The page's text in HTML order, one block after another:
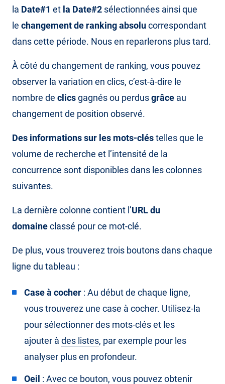
la Date#1 et la Date#2 sélectionnées ainsi que
le changement de ranking absolucorrespondant
dans cette période. Nous en reparlerons plus tard.
À côté du changement de ranking, vous pouvez
observer la variation en clics, c’est-à-dire le
nombre de clicsgagnés ou perdusgrâce au
changement de position observé.
Des informations sur les mots-cléstelles que le
volume de recherche et l’intensité de la
concurrence sont disponibles dans les colonnes
suivantes.
La dernière colonne contient l’URL du
domaineclassé pour ce mot-clé.
De plus, vous trouverez trois boutons dans chaque
ligne du tableau :
Case à cocher : Au début de chaque ligne,
vous trouverez une case à cocher. Utilisez-la
pour sélectionner des mots-clés et les
ajouter à des listes, par exemple pour les
analyser plus en profondeur.
Oeil : Avec ce bouton, vous pouvez obtenir